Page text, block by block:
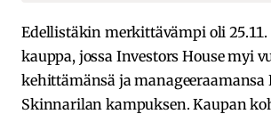
Edellistäkin merkittävämpi oli 25.11.
kauppa, jossa Investors House myi
kehittämänsä ja manageeraamansa
Skinnarilan kampuksen. Kaupan